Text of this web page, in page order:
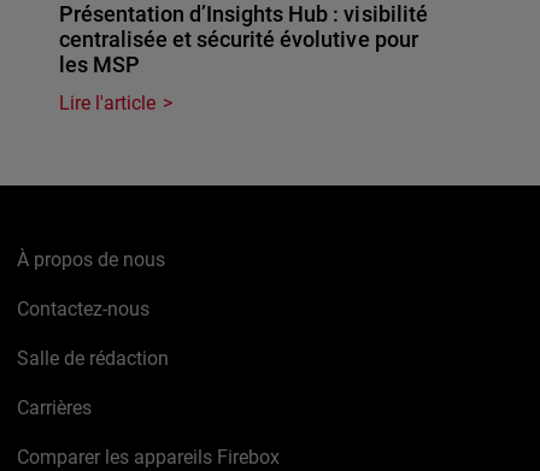
Présentation d’Insights Hub : visibilité
centralisée et sécurité évolutive pour
les MSP
Lire l'article
À propos de nous
Contactez-nous
Salle de rédaction
Carrières
Comparer les appareils Firebox